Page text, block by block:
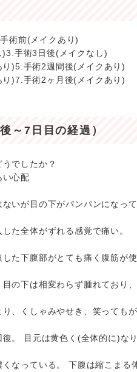
術前(メイクあり)
3.手術3日後(メイクなし)
5.手術2週間後(メイクあり)
7.手術2ヶ月後(メイクあり)
～7日目の経過）
でしたか？
い心配
いが目の下がパンパンになって
た全体がずれる感覚で痛い。
た下腹部がとても痛く腹筋が
の下は相変わらず腫れており
、くしゃみやせき、笑っても
。 目元は黄色く(全体的に)な
なっている。 下腹は縮こまる